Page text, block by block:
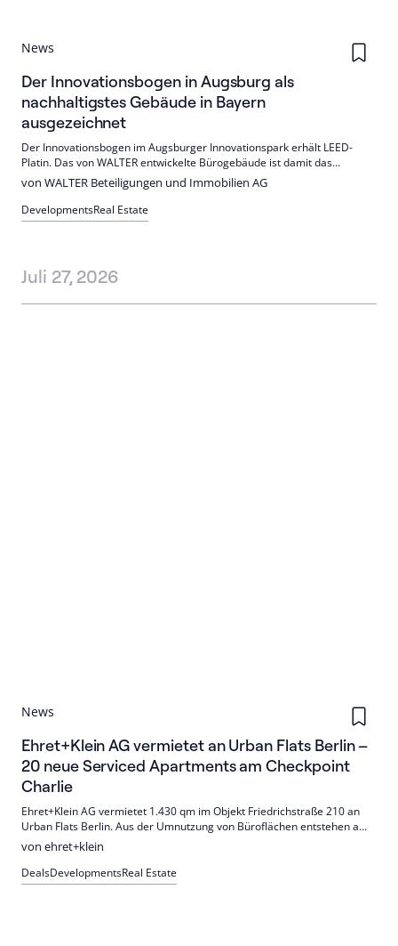
News
Der Innovationsbogen in Augsburg als
nachhaltigstes Gebäude in Bayern
ausgezeichnet
Der Innovationsbogen im Augsburger Innovationspark erhält LEED-
Platin. Das von WALTER entwickelte Bürogebäude ist damit das
bestbewertete LEED-zertifizierte Gebäude Bayerns und zählt
bundesweit zur Spitzengruppe. Einzigartig: Fassade aus 100%
recyceltem End-of-Life-Aluminium.
von WALTER Beteiligungen und Immobilien AG
DevelopmentsReal Estate
Juli 27, 2026
News
Ehret+Klein AG vermietet an Urban Flats Berlin –
20 neue Serviced Apartments am Checkpoint
Charlie
Ehret+Klein AG vermietet 1.430 qm im Objekt Friedrichstraße 210 an
Urban Flats Berlin. Aus der Umnutzung von Büroflächen entstehen am
Checkpoint Charlie 20 Serviced Apartments; Mietlaufzeit 15 Jahre mit
geplant.
von ehret+klein
DealsDevelopmentsReal Estate